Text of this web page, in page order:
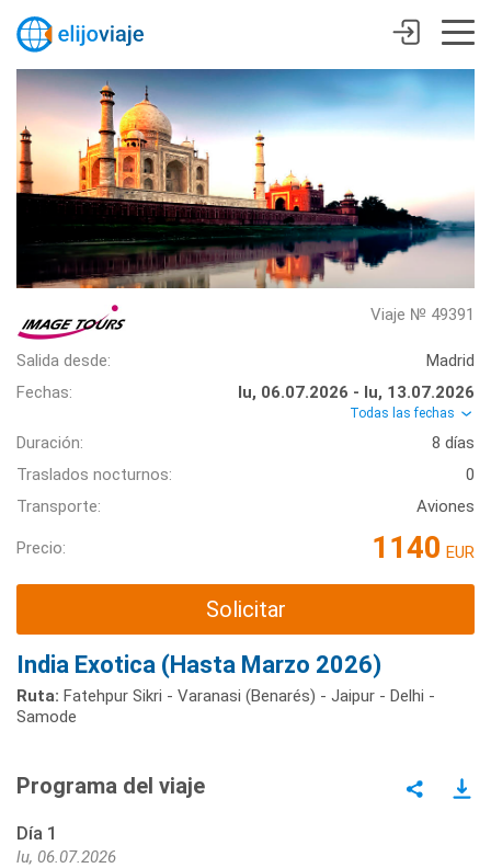
Viaje № 49391
Salida desde:
Madrid
Fechas:
lu, 06.07.2026 - lu, 13.07.2026
Todas las fechas
Duración:
8 días
Traslados nocturnos:
0
Transporte:
Aviones
Precio: 1140 EUR
Solicitar
India Exotica (Hasta Marzo 2026)
Ruta: Fatehpur Sikri - Varanasi (Benarés) - Jaipur - Delhi -
Samode
Programa del viaje
Día 1
lu, 06.07.2026